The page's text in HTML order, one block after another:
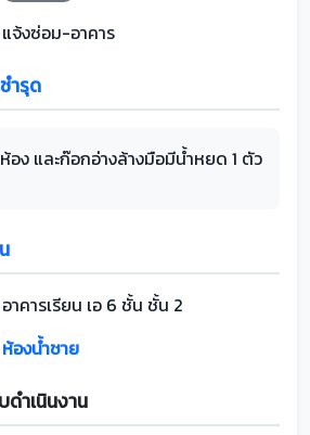
แจ้งซ่อม-อาคาร
ำรุด
อง และก๊อกอ่างล้างมือมีน้ำหยด 1 ตัว
อาคารเรียน เอ 6 ชั้น ชั้น 2
ห้องน้ำชาย
ำเนินงาน